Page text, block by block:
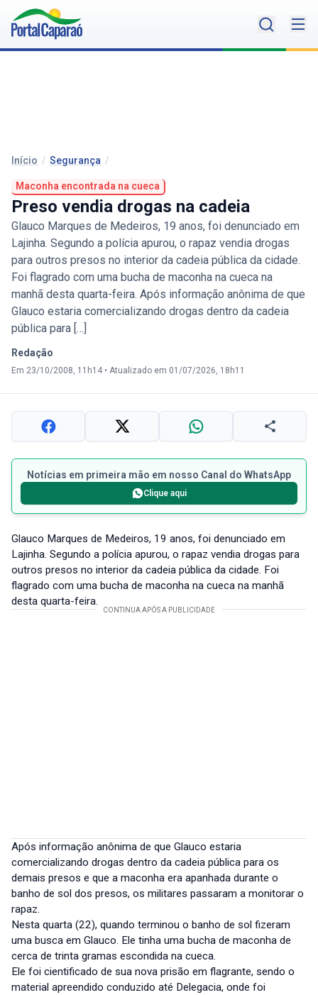
Início / Segurança /
Maconha encontrada na cueca
Preso vendia drogas na cadeia
Glauco Marques de Medeiros, 19 anos, foi denunciado em
Lajinha. Segundo a polícia apurou, o rapaz vendia drogas
para outros presos no interior da cadeia pública da cidade.
Foi flagrado com uma bucha de maconha na cueca na
manhã desta quarta-feira. Após informação anônima de que
Glauco estaria comercializando drogas dentro da cadeia
pública para […]
Redação
Em 23/10/2008, 11h14 • Atualizado em 01/07/2026, 18h11
Notícias em primeira mão em nosso Canal do WhatsApp
Clique aqui
Glauco Marques de Medeiros, 19 anos, foi denunciado em
Lajinha. Segundo a polícia apurou, o rapaz vendia drogas para
outros presos no interior da cadeia pública da cidade. Foi
flagrado com uma bucha de maconha na cueca na manhã
desta quarta-feira.
Após informação anônima de que Glauco estaria
comercializando drogas dentro da cadeia pública para os
demais presos e que a maconha era apanhada durante o
banho de sol dos presos, os militares passaram a monitorar o
rapaz.
Nesta quarta (22), quando terminou o banho de sol fizeram
uma busca em Glauco. Ele tinha uma bucha de maconha de
cerca de trinta gramas escondida na cueca.
Ele foi cientificado de sua nova prisão em flagrante, sendo o
material apreendido conduzido até Delegacia, onde foi